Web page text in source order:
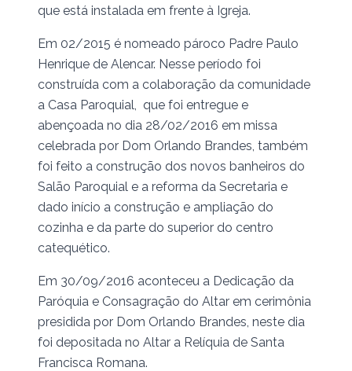
que está instalada em frente à Igreja.
Em 02/2015 é nomeado pároco Padre Paulo
Henrique de Alencar. Nesse período foi
construída com a colaboração da comunidade
a Casa Paroquial, que foi entregue e
abençoada no dia 28/02/2016 em missa
celebrada por Dom Orlando Brandes, também
foi feito a construção dos novos banheiros do
Salão Paroquial e a reforma da Secretaria e
dado início a construção e ampliação do
cozinha e da parte do superior do centro
catequético.
Em 30/09/2016 aconteceu a Dedicação da
Paróquia e Consagração do Altar em cerimônia
presidida por Dom Orlando Brandes, neste dia
foi depositada no Altar a Relíquia de Santa
Francisca Romana.